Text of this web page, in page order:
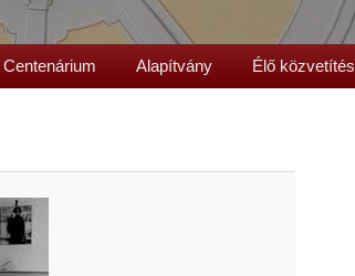
Centenárium Alapítvány Élő közvetítés